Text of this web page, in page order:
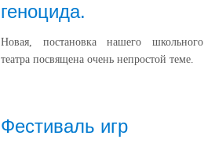
геноцида.
Новая, постановка нашего школьного
театра посвящена очень непростой теме.
Фестиваль игр